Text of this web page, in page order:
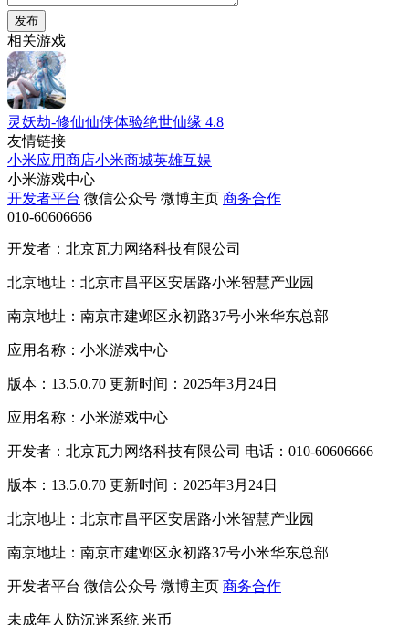
发布
相关游戏
灵妖劫-修仙仙侠体验绝世仙缘 4.8
友情链接
小米应用商店小米商城英雄互娱
小米游戏中心
开发者平台 微信公众号 微博主页 商务合作
010-60606666
开发者：北京瓦力网络科技有限公司
北京地址：北京市昌平区安居路小米智慧产业园
南京地址：南京市建邺区永初路37号小米华东总部
应用名称：小米游戏中心
版本：13.5.0.70 更新时间：2025年3月24日
应用名称：小米游戏中心
开发者：北京瓦力网络科技有限公司 电话：010-60606666
版本：13.5.0.70 更新时间：2025年3月24日
北京地址：北京市昌平区安居路小米智慧产业园
南京地址：南京市建邺区永初路37号小米华东总部
开发者平台 微信公众号 微博主页 商务合作
未成年人防沉迷系统 米币